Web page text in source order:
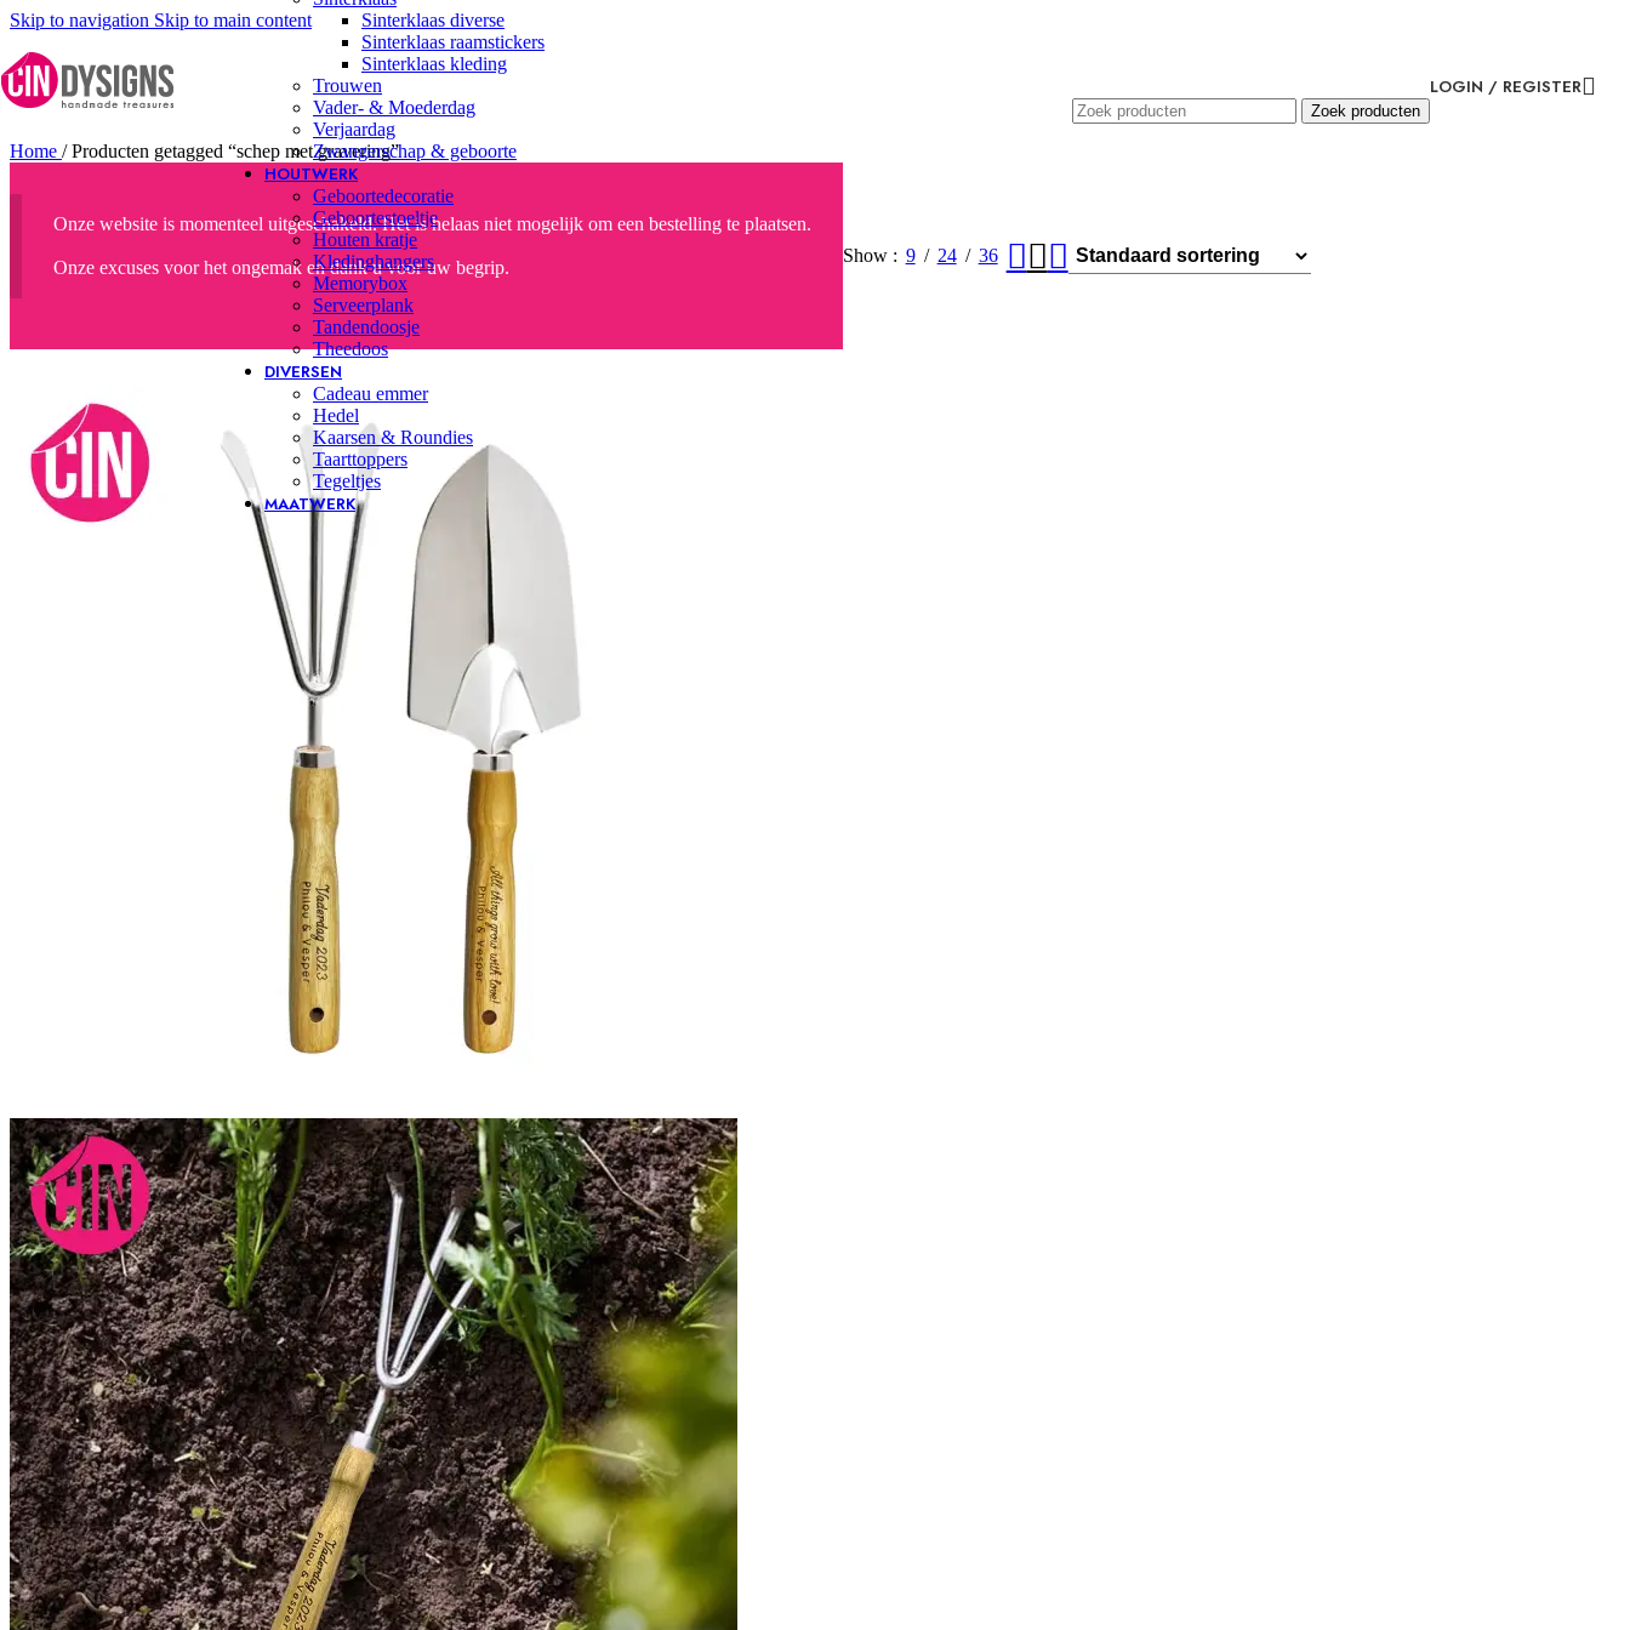
Skip to navigation Skip to main content
Sinterklaas diverse
Sinterklaas raamstickers
Sinterklaas kleding
Trouwen
Vader- & Moederdag
Verjaardag
Zwangerschap & geboorte
HOUTWERK
Geboortedecoratie
Geboortestoeltje
Houten kratje
Kledinghangers
Memorybox
Serveerplank
Tandendoosje
Theedoos
DIVERSEN
Cadeau emmer
Hedel
Kaarsen & Roundies
Taarttoppers
Tegeltjes
MAATWERK
Zoek producten
LOGIN / REGISTER
Home / Producten getagged “schep met gravering”
Onze website is momenteel uitgeschakeld. Het is helaas niet mogelijk om een bestelling te plaatsen.
Onze excuses voor het ongemak en dank u voor uw begrip.
Show 9 24 36